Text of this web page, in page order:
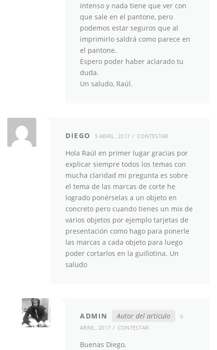
intenso y nada tiene que ver con
que sale en el pantone, pero
podemos estar seguros que al
imprimirlo saldrá como parece en
el pantone.
Espero poder haber aclarado tu
duda.
Un saludo, Raúl.
DIEGO 5 ABRIL, 2017 CONTESTAR
Hola Raúl en primer lugar gracias por
explicar siempre todos los temas con
mucha claridad mi pregunta es sobre
el tema de las marcas de corte he
logrado ponérselas a un objeto en
concreto pero cuando tienes un mix de
varios objetos por ejemplo tarjetas de
presentación como hago para ponerle
las marcas a cada objeto para luego
poder cortarlos en la guillotina. Un
saludo
ADMIN Autor del artículo
6
ABRIL, 2017
CONTESTAR
Buenas Diego,